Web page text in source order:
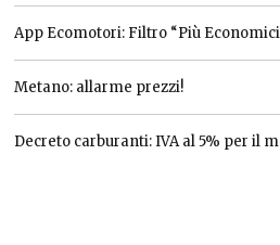
App Ecomotori: Filtro “Più
Metano: allarme prezzi!
Decreto carburanti: IVA al 5% per il